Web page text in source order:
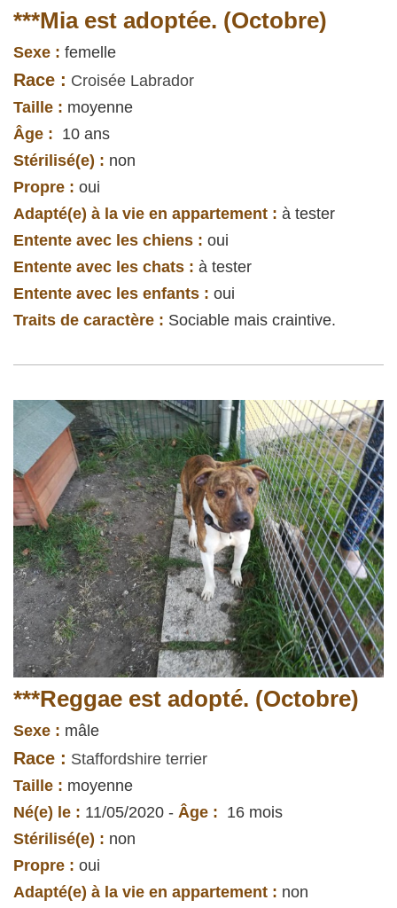
***Mia est adoptée. (Octobre)
Sexe : femelle
Race : Croisée Labrador
Taille : moyenne
Âge : 10 ans
Stérilisé(e) : non
Propre : oui
Adapté(e) à la vie en appartement : à tester
Entente avec les chiens : oui
Entente avec les chats : à tester
Entente avec les enfants : oui
Traits de caractère : Sociable mais craintive.
***Reggae est adopté. (Octobre)
Sexe : mâle
Race : Staffordshire terrier
Taille : moyenne
Né(e) le : 11/05/2020 - Âge : 16 mois
Stérilisé(e) : non
Propre : oui
Adapté(e) à la vie en appartement : non